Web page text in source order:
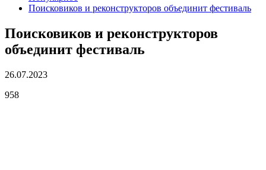
Поисковиков и реконструкторов объединит фестиваль
Поисковиков и реконструкторов
объединит фестиваль
26.07.2023
958